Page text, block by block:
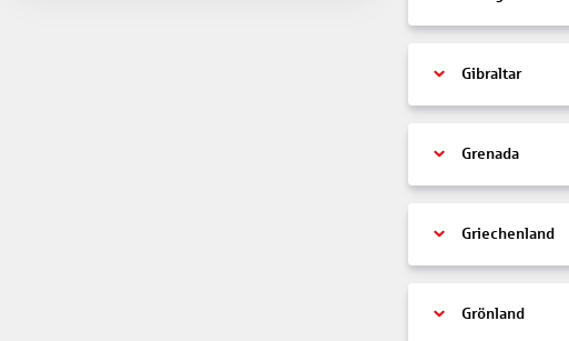
Gibraltar
Grenada
Griechenland
Grönland